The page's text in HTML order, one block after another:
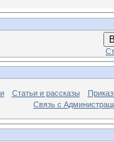
Статьи и рассказы
Связь с